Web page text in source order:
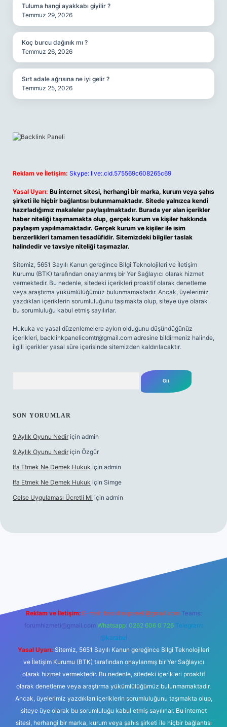
Tuluma hangi ayakkabı giyilir ?
Temmuz 29, 2026
Koç burcu dağınık mı ?
Temmuz 26, 2026
Sırt adale ağrısına ne iyi gelir ?
Temmuz 25, 2026
Reklam ve İletişim: Skype: live:.cid.575569c608265c69
Yasal Uyarı: Bu internet sitesi, herhangi bir marka, kurum veya şahıs
şirketi ile hiçbir bağlantısı bulunmamaktadır. Sitede yalnızca kendi
hazırladığımız makaleler paylaşılmaktadır. Burada yer alan içerikler
haber niteliği taşımamakta olup, gerçek kurum ve kişiler hakkında
paylaşım yapılmamaktadır. Gerçek kurum ve kişiler ile isim
benzerlikleri tamamen tesadüfidir. Sitemizdeki bilgiler taslak
halindedir ve tavsiye niteliği taşımazlar.
Sitemiz, 5651 Sayılı Kanun gereğince Bilgi Teknolojileri ve İletişim
Kurumu (BTK) tarafından onaylanmış bir Yer Sağlayıcı olarak hizmet
vermektedir. Bu nedenle, sitedeki içerikleri proaktif olarak denetleme
veya araştırma yükümlülüğümüz bulunmamaktadır. Ancak, üyelerimiz
yazdıkları içeriklerin sorumluluğunu taşımakta olup, siteye üye olarak
bu sorumluluğu kabul etmiş sayılırlar.
Hukuka ve yasal düzenlemelere aykırı olduğunu düşündüğünüz
içerikleri, backlinkpanelicomtr@gmail.com adresine bildirmeniz halinde,
ilgili içerikler yasal süre içerisinde sitemizden kaldırılacaktır.
SON YORUMLAR
9 Aylık Oyunu Nedir için admin
9 Aylık Oyunu Nedir için Özgür
Ifa Etmek Ne Demek Hukuk için admin
Ifa Etmek Ne Demek Hukuk için Simge
Celse Uygulaması Ücretli Mi için admin
Reklam ve İletişim: E-mail: backlinkpaneli@gmail.com Teams:
forumhizmeti@gmail.com Whatsapp: 0262 606 0 726 Telegram:
@karabul
Yasal Uyarı: Sitemiz, 5651 Sayılı Kanun gereğince Bilgi Teknolojileri
ve İletişim Kurumu (BTK) tarafından onaylanmış bir Yer Sağlayıcı
olarak hizmet vermektedir. Bu nedenle, sitedeki içerikleri proaktif
olarak denetleme veya araştırma yükümlülüğümüz bulunmamaktadır.
Ancak, üyelerimiz yazdıkları içeriklerin sorumluluğunu taşımakta olup,
siteye üye olarak bu sorumluluğu kabul etmiş sayılırlar. Bu internet
sitesi, herhangi bir marka, kurum veya şahıs şirketi ile hiçbir bağlantısı